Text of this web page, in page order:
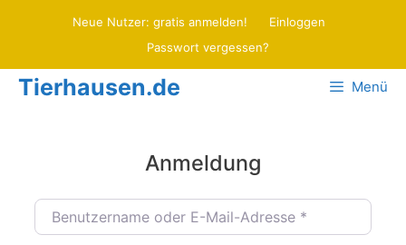
Neue Nutzer: gratis anmelden!
Einloggen
Passwort vergessen?
Tierhausen.de Menü
Anmeldung
Benutzername oder E-Mail-Adresse